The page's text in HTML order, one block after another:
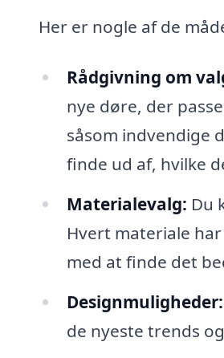
Her er nogle af de
Rådgivning om
nye døre, der
såsom indvendige
finde ud af, hvilke
Materialevalg: Du
Hvert materiale
med at finde det
Designmuligheder:
de nyeste trends